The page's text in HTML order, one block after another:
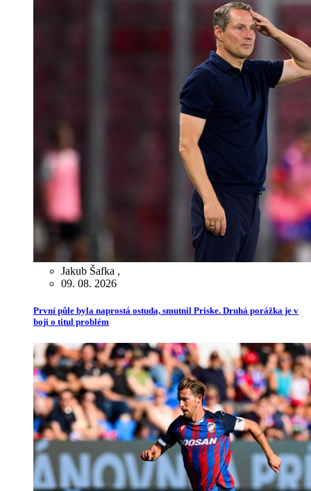
Jakub Šafka ,
09. 08. 2026
První půle byla naprostá ostuda, smutnil Priske. Druhá porážka je v
boji o titul problém